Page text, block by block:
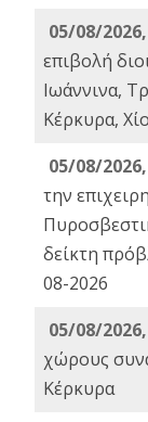
05/08/
επιβολή
Ιωάννινα,
Κέρκυρα,
05/08/
την
δείκτη
08-2026
05/08/
χώρους
Κέρκυρα